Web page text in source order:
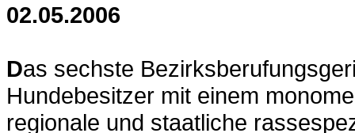
02.05.2006
Das sechste
Hundebesitzer mit einem
regionale und staatliche